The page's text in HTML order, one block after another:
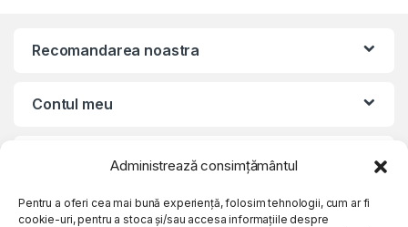
Administrează consimțământul
Pentru a oferi cea mai bună experiență, folosim tehnologii, cum ar fi
cookie-uri, pentru a stoca și/sau accesa informațiile despre
Recomandarea noastra
Contul meu
Suport clienti
Despre noi